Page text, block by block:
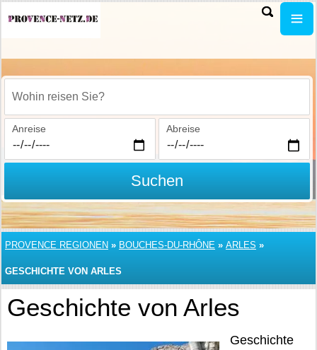
Wohin reisen Sie?
Anreise Abreise
Suchen
PROVENCE REGIONEN » BOUCHES-DU-RHÔNE » ARLES »
GESCHICHTE VON ARLES
Geschichte von Arles
Geschichte